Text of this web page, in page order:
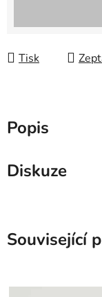
Tisk
Popis
Diskuze
Související